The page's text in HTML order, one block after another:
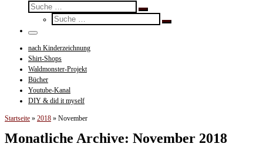
Suche
Suche
…
Suche
Suche
Menü
nach Kinderzeichnung
Shirt-Shops
Waldmonster-Projekt
Bücher
Youtube-Kanal
DIY & did it myself
Startseite » 2018 » November
Monatliche Archive: November 2018